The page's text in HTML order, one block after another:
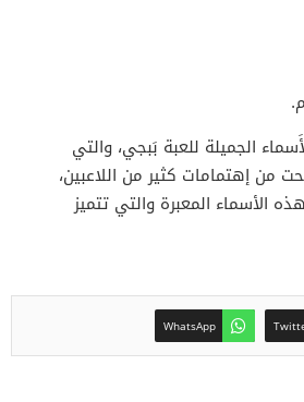
الجميلة للعبة بَبجي، والتي
من إهتمامات كثير من اللاعبين،
الأسماء المعبرة والتي تتميز
WhatsApp